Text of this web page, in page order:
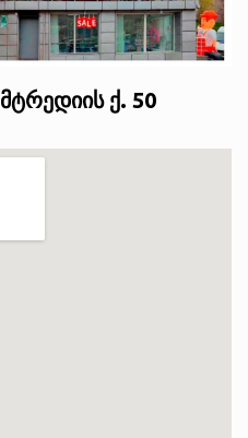
ქ. 50